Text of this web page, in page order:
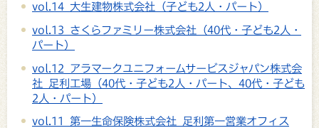
vol.14 大生建物株式会社（子ども2人・パート）
vol.13 さくらファミリー株式会社（40代・子ども2人・
パート）
vol.12 アラマークユニフォームサービスジャパン株式会
社 足利工場（40代・子ども2人・パート、40代・子ども
2人・パート）
vol.11 第一生命保険株式会社 足利第一営業オフィス